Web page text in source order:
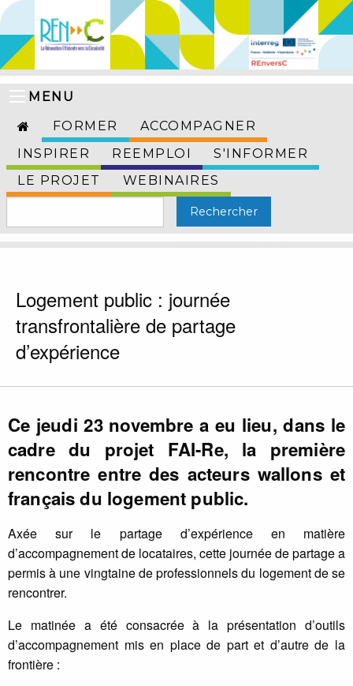
MENU
FORMER
ACCOMPAGNER
INSPIRER
REEMPLOI
S'INFORMER
LE PROJET
WEBINAIRES
Logement public : journée
transfrontalière de partage
d’expérience
Ce jeudi 23 novembre a eu lieu, dans le
cadre du projet FAI-Re, la première
rencontre entre des acteurs wallons et
français du logement public.
Axée sur le partage d’expérience en matière
d’accompagnement de locataires, cette journée de partage a
permis à une vingtaine de professionnels du logement de se
rencontrer.
Le matinée a été consacrée à la présentation d’outils
d’accompagnement mis en place de part et d’autre de la
frontière :